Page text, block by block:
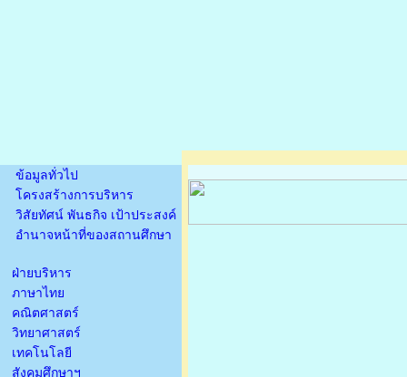
ข้อมูลทั่วไป
โครงสร้างการบริหาร
วิสัยทัศน์ พันธกิจ เป้าประสงค์
อำนาจหน้าที่ของสถานศึกษา
ฝ่ายบริหาร
ภาษาไทย
คณิตศาสตร์
วิทยาศาสตร์
เทคโนโลยี
สังคมศึกษาฯ